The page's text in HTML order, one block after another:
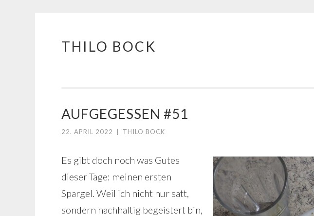
Springe
THILO BOCK
AUFGEGESSEN #51
22. APRIL 2022 THILO BOCK
Es gibt doch noch was Gutes
dieser Tage: meinen ersten
Spargel. Weil ich nicht nur satt,
sondern nachhaltig begeistert bin,